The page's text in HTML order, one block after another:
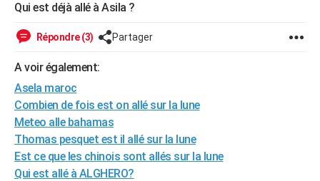
Essais
Réserver un essai
Citadines
Berlines
SUV
Forum auto
+
Mobiles
Meilleur smartphone
Internet
Ordinateurs
Jeux vidéo
Guide high-tech
BRICOLAGE
Forum
Aménagement intérieur
Extérieur
Cuisine
Salle de bains
Jardinage
Rangement
WEEK-END
Guides de France
Escapades
Patrimoine
Expositions
Musées
Week-end nature
+LIFESTYLE
Art de vivre
Bien-être
Loisirs
Mode
Modes de vie
SANTE
Alimentation
Guide de la santé
Maladies
Médicaments
Sommeil
VOYAGE
Qui est déjà allé à Asila ?
Répondre (3) Partager
A voir également:
Asela maroc
Combien de fois est on allé sur la lune
Meteo alle bahamas
Thomas pesquet est il allé sur la lune
Est ce que les chinois sont allés sur la lune
Qui est allé à ALGHERO?